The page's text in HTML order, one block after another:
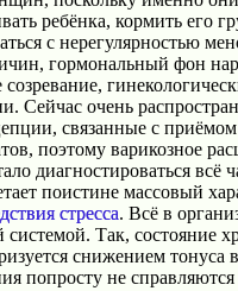
ребёнка, кормить его
с нерегулярностью
гормональный фон
созревание,
Сейчас очень
связанные с
поэтому варикозное
диагностироваться всё
поистине массовый
стресса. Всё в
системой. Так, состояние
снижением
попросту не